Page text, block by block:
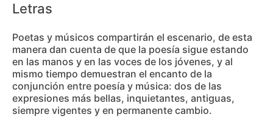
Letras
Poetas y músicos compartirán el escenario, de esta
manera dan cuenta de que la poesía sigue estando
en las manos y en las voces de los jóvenes, y al
mismo tiempo demuestran el encanto de la
conjunción entre poesía y música: dos de las
expresiones más bellas, inquietantes, antiguas,
siempre vigentes y en permanente cambio.